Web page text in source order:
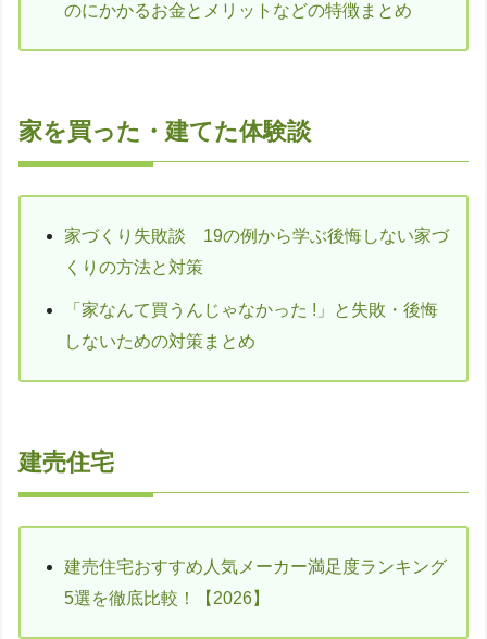
のにかかるお金とメリットなどの特徴まとめ
家を買った・建てた体験談
家づくり失敗談 19の例から学ぶ後悔しない家づ
くりの方法と対策
「家なんて買うんじゃなかった !」と失敗・後悔
しないための対策まとめ
建売住宅
建売住宅おすすめ人気メーカー満足度ランキング
5選を徹底比較！【2026】